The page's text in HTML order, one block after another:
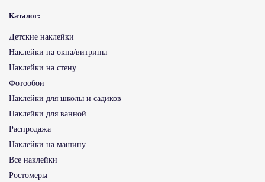
Каталог:
Детские наклейки
Наклейки на окна/витрины
Наклейки на стену
Фотообои
Наклейки для школы и садиков
Наклейки для ванной
Распродажа
Наклейки на машину
Все наклейки
Ростомеры